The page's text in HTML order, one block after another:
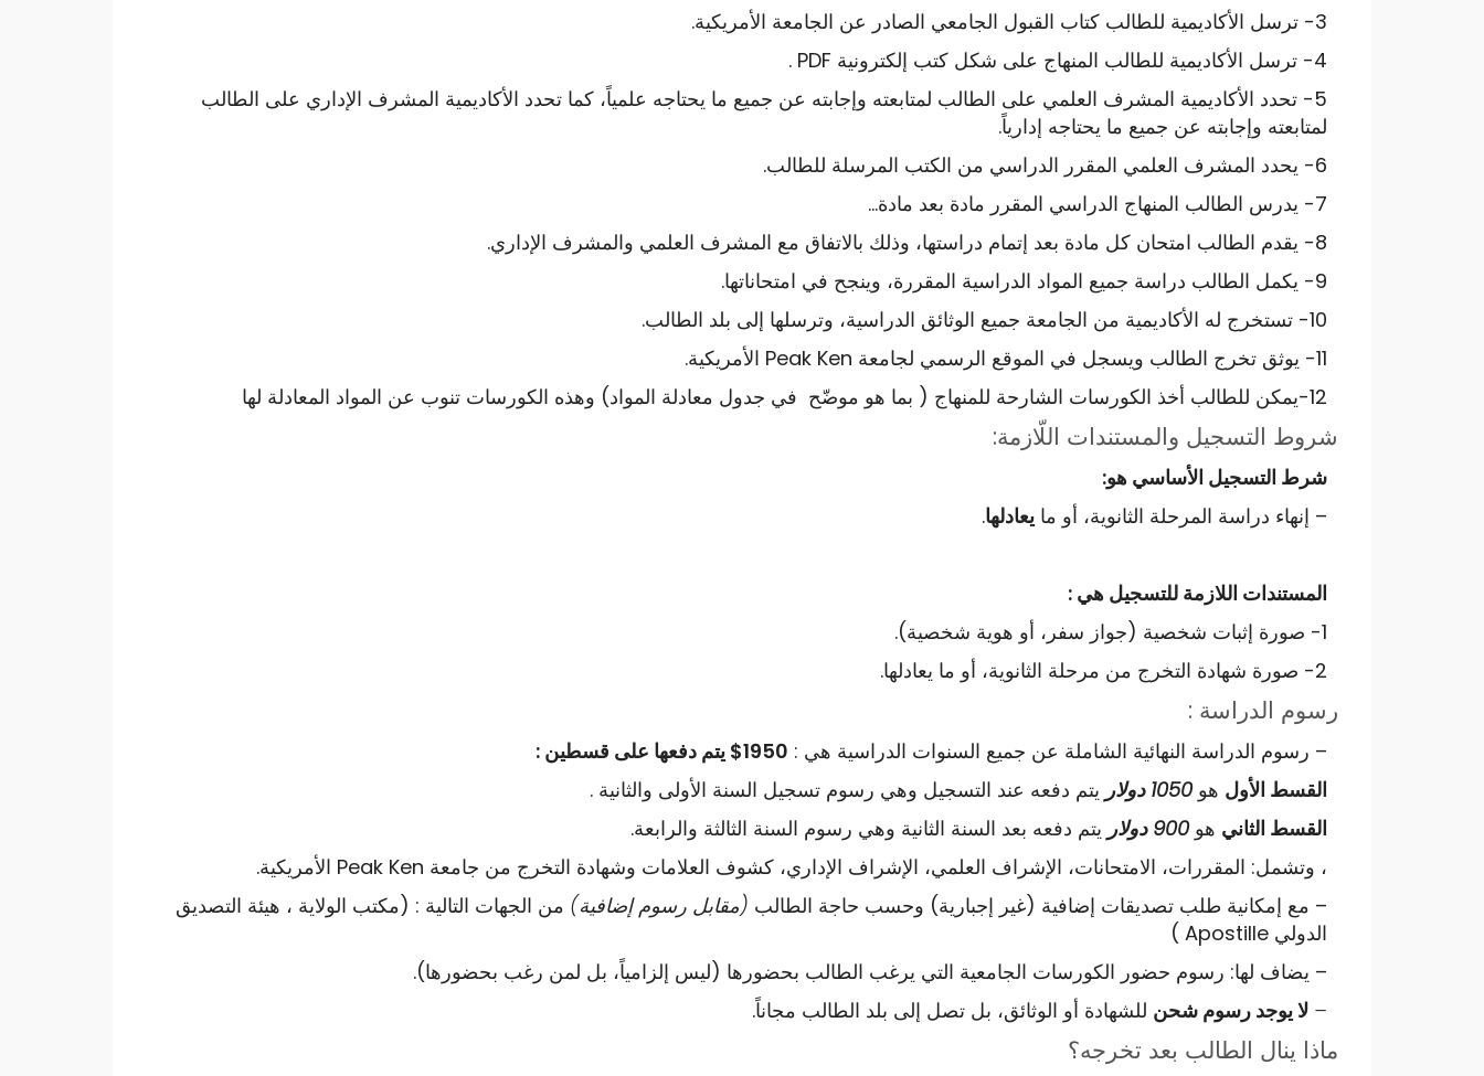
3- ترسل الأكاديمية للطالب كتاب القبول الجامعي الصادر عن الجامعة الأمريكية.
4- ترسل الأكاديمية للطالب المنهاج على شكل كتب إلكترونية PDF .
5- تحدد الأكاديمية المشرف العلمي على الطالب لمتابعته وإجابته عن جميع ما يحتاجه علمياً، كما تحدد الأكاديمية المشرف الإداري على الطالب
لمتابعته وإجابته عن جميع ما يحتاجه إدارياً.
6- يحدد المشرف العلمي المقرر الدراسي من الكتب المرسلة للطالب.
7- يدرس الطالب المنهاج الدراسي المقرر مادة بعد مادة…
8- يقدم الطالب امتحان كل مادة بعد إتمام دراستها، وذلك بالاتفاق مع المشرف العلمي والمشرف الإداري.
9- يكمل الطالب دراسة جميع المواد الدراسية المقررة، وينجح في امتحاناتها.
10- تستخرج له الأكاديمية من الجامعة جميع الوثائق الدراسية، وترسلها إلى بلد الطالب.
11- يوثق تخرج الطالب ويسجل في الموقع الرسمي لجامعة Peak Ken الأمريكية.
12-يمكن للطالب أخذ الكورسات الشارحة للمنهاج ( بما هو موضّح في جدول معادلة المواد) وهذه الكورسات تنوب عن المواد المعادلة لها
شروط التسجيل والمستندات اللّازمة:
شرط التسجيل الأساسي هو:
– إنهاء دراسة المرحلة الثانوية، أو ما يعادلها.
المستندات اللازمة للتسجيل هي :
1- صورة إثبات شخصية (جواز سفر، أو هوية شخصية).
2- صورة شهادة التخرج من مرحلة الثانوية، أو ما يعادلها.
رسوم الدراسة :
– رسوم الدراسة النهائية الشاملة عن جميع السنوات الدراسية هي : 1950$ يتم دفعها على قسطين :
القسط الأول هو1050 دولار
يتم دفعه عند التسجيل وهي رسوم تسجيل السنة الأولى والثانية .
القسط الثاني هو900 دولار
يتم دفعه بعد السنة الثانية وهي رسوم السنة الثالثة والرابعة.
، وتشمل: المقررات، الامتحانات، الإشراف العلمي، الإشراف الإداري، كشوف العلامات وشهادة التخرج من جامعة Peak Ken الأمريكية.
– مع إمكانية طلب تصديقات إضافية (غير إجبارية) وحسب حاجة الطالب (مقابل رسوم إضافية) من الجهات التالية : (مكتب الولاية ، هيئة التصديق
الدولي Apostille )
– يضاف لها: رسوم حضور الكورسات الجامعية التي يرغب الطالب بحضورها (ليس إلزامياً، بل لمن رغب بحضورها).
– لا يوجد رسوم شحن للشهادة أو الوثائق، بل تصل إلى بلد الطالب مجاناً.
ماذا ينال الطالب بعد تخرجه؟